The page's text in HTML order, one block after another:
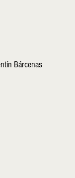
Bárcenas